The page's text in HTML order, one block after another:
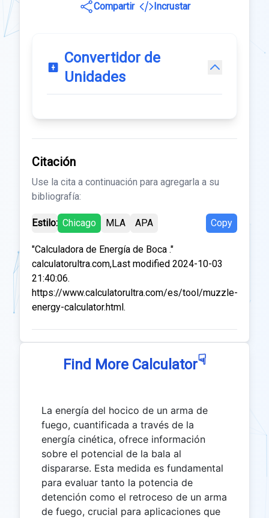
Compartir
Incrustar
Convertidor de
Unidades
Citación
Use la cita a continuación para agregarla a su
bibliografía:
Estilo: Chicago MLA APA Copy
"Calculadora de Energía de Boca ."
calculatorultra.com,Last modified 2024-10-03
21:40:06.
https://www.calculatorultra.com/es/tool/muzzle-
energy-calculator.html.
Find More Calculator☟
La energía del hocico de un arma de
fuego, cuantificada a través de la
energía cinética, ofrece información
sobre el potencial de la bala al
dispararse. Esta medida es fundamental
para evaluar tanto la potencia de
detención como el retroceso de un arma
de fuego, crucial para aplicaciones que